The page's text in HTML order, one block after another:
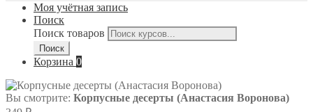
Моя учётная запись
Поиск
Поиск товаров
Поиск
Корзина 0
Вы смотрите: Корпусные десерты (Анастасия Воронова)